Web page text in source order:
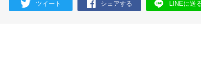
ツイート シェアする LINEに送